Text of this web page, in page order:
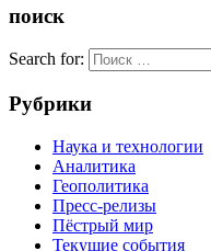
поиск
Search for:
Рубрики
Наука и технологии
Аналитика
Геополитика
Пресс-релизы
Пёстрый мир
Текущие события